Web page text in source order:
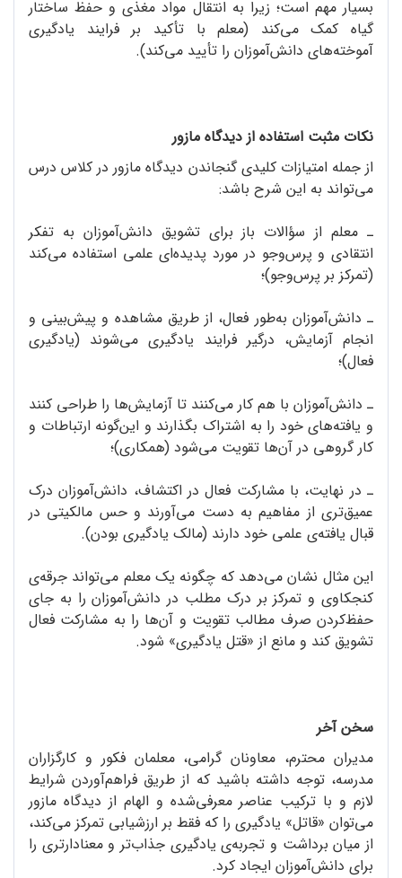
بسیار مهم است؛ زیرا به انتقال مواد مغذی و حفظ ساختار
گیاه کمک می‌کند (معلم با تأکید بر فرایند یادگیری
آموخته‌های دانش‌‌آموزان را تأیید می‌کند).
نکات مثبت استفاده از دیدگاه مازور
از جمله امتیازات کلیدی گنجاندن دیدگاه مازور در کلاس درس
می‌تواند به این شرح باشد:
ـ معلم از سؤالات باز برای تشویق دانش‌آموزان به تفکر
انتقادی و پرس‌و‌جو در مورد پدیده‌ای علمی استفاده می‌کند
(تمرکز بر پرس‌وجو)؛
ـ دانش‌آموزان به‌طور فعال، از طریق مشاهده و پیش‌بینی‌ و
انجام آزمایش، درگیر فرایند یادگیری می‌شوند (یادگیری
فعال)؛
ـ دانش‌آموزان با هم کار می‌کنند تا آزمایش‌ها را طراحی کنند
و یافته‌های خود را به اشتراک بگذارند و این‌گونه ارتباطات و
کار گروهی در آن‌ها تقویت می‌شود (همکاری)؛
ـ در نهایت، با مشارکت فعال در اکتشاف، دانش‌آموزان درک
عمیق‌تری از مفاهیم به دست می‌آورند و حس مالکیتی در
قبال یافته‌ی علمی خود دارند (مالک یادگیری بودن).
این مثال نشان می‌دهد که چگونه یک معلم می‌تواند جرقه‌ی
کنجکاوی و تمرکز بر درک مطلب در دانش‌آموزان را به جای
حفظ‌کردن صرف مطالب تقویت و آن‌ها را به مشارکت فعال
تشویق کند و مانع از «قتل یادگیری» شود.
سخن آخر
مدیران محترم، معاونان گرامی، معلمان فکور و کارگزاران
مدرسه، توجه داشته باشید که از طریق فراهم‌آوردن شرایط
لازم و با ترکیب عناصر معرفی‌شده و الهام از دیدگاه مازور
می‌توان «قاتل» یادگیری را که فقط بر ارزشیابی تمرکز می‌کند،
از میان برداشت و تجربه‌ی یادگیری جذاب‌تر و معنادارتری را
برای دانش‌آموزان ایجاد کرد.